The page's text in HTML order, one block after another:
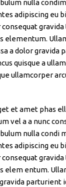
nulla
adipiscing eu
consequat
elementum.
a dolor gravida
quisque a
ullamcorper
et amet phas
vel a a nunc
nulla condi
adipiscing eu
consequat
elem entum.
parturient